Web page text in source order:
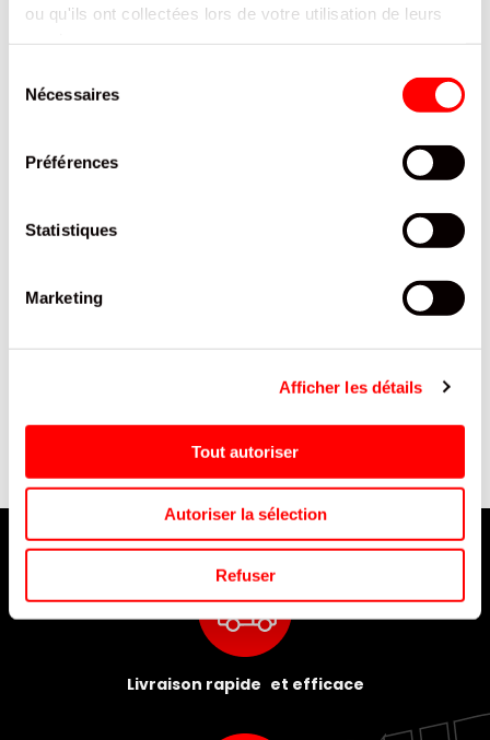
ou qu'ils ont collectées lors de votre utilisation de leurs
Nécessaires
Préférences
Statistiques
Marketing
Afficher les détails
Tout autoriser
Autoriser la sélection
Refuser
PRODUITS QUI POURRAIENT VOUS
SACHET JERKY PORC AIL
CANDY SPRAY 3 BOITE
Livraison rapide et efficace